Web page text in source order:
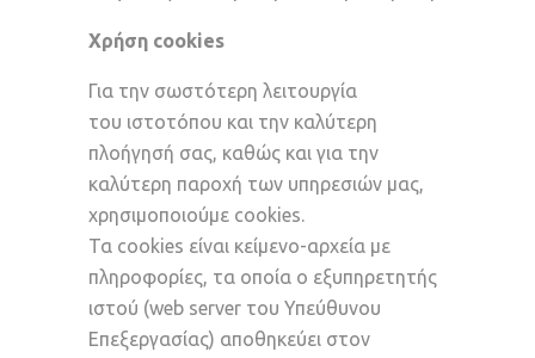
Χρήση cookies
Για την σωστότερη λειτουργία
του ιστοτόπου και την καλύτερη
πλοήγησή σας, καθώς και για την
καλύτερη παροχή των υπηρεσιών μας,
χρησιμοποιούμε cookies.
Τα cookies είναι κείμενο-αρχεία με
πληροφορίες, τα οποία ο εξυπηρετητής
ιστού (web server του Υπεύθυνου
Επεξεργασίας) αποθηκεύει στον